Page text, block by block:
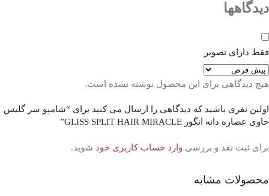
دیدگاهها
فقط دارای تصویر
هیچ دیدگاهی برای این محصول نوشته نشده است.
اولین نفری باشید که دیدگاهی را ارسال می کنید برای “شامپو سر گلیس
حاوی عصاره دانه انگور GLISS SPLIT HAIR MIRACLE”
برای ثبت نقد و بررسی وارد حساب کاربری خود شوید.
محصولات مشابه